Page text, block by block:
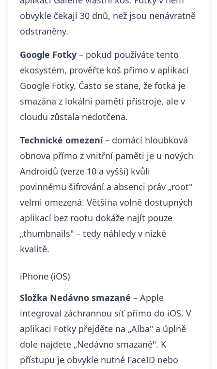
obvykle čekají 30 dnů, než jsou nenávratně
odstraněny.
Google Fotky – pokud používáte tento
ekosystém, prověřte koš přímo v aplikaci
Google Fotky. Často se stane, že fotka je
smazána z lokální paměti přístroje, ale v
cloudu zůstala nedotčena.
Technické omezení– domácí hloubková
obnova přímo z vnitřní paměti je u nových
Androidů (verze 10 a vyšší) kvůli
povinnému šifrování a absenci práv „root"
velmi omezená. Většina volně dostupných
aplikací bez rootu dokáže najít pouze
„thumbnails" – tedy náhledy v nízké
kvalitě.
iPhone (iOS)
Složka Nedávno smazané – Apple
integroval záchrannou síť přímo do iOS. V
aplikaci Fotky přejděte na „Alba" a úplně
dole najdete „Nedávno smazané". K
přístupu je obvykle nutné FaceID nebo